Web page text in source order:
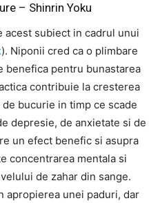
– Shinrin Yoku
acest subiect in cadrul unui
). Niponii cred ca o plimbare
benefica pentru bunastarea
contribuie la cresterea
bucurie in timp ce scade
depresie, de anxietate si de
un efect benefic si asupra
concentrarea mentala si
de zahar din sange.
apropierea unei paduri, dar